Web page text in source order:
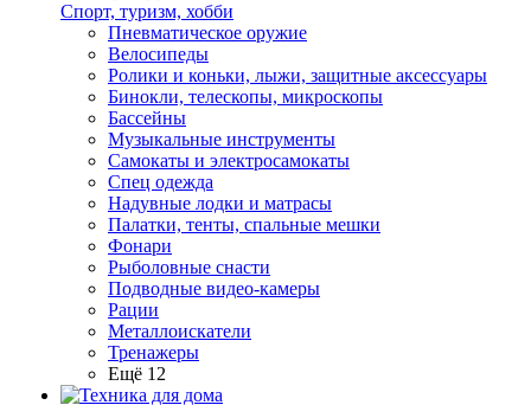
Спорт, туризм, хобби
Пневматическое оружие
Велосипеды
Ролики и коньки, лыжи, защитные аксессуары
Бинокли, телескопы, микроскопы
Бассейны
Музыкальные инструменты
Самокаты и электросамокаты
Спец одежда
Надувные лодки и матрасы
Палатки, тенты, спальные мешки
Фонари
Рыболовные снасти
Подводные видео-камеры
Рации
Металлоискатели
Тренажеры
Ещё 12